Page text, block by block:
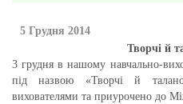
5 Грудня 2014
Творчі й
3 грудня в нашому навчально-
під назвою «Творчі й
вихователями та приурочено до